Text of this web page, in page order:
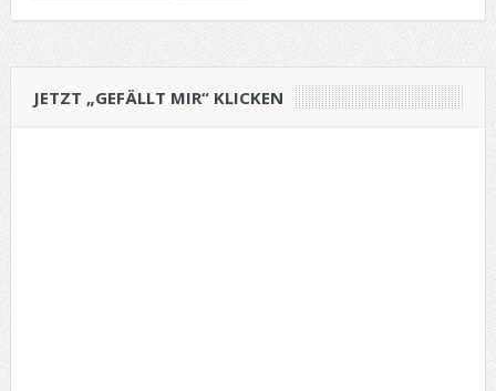
JETZT „GEFÄLLT MIR“ KLICKEN